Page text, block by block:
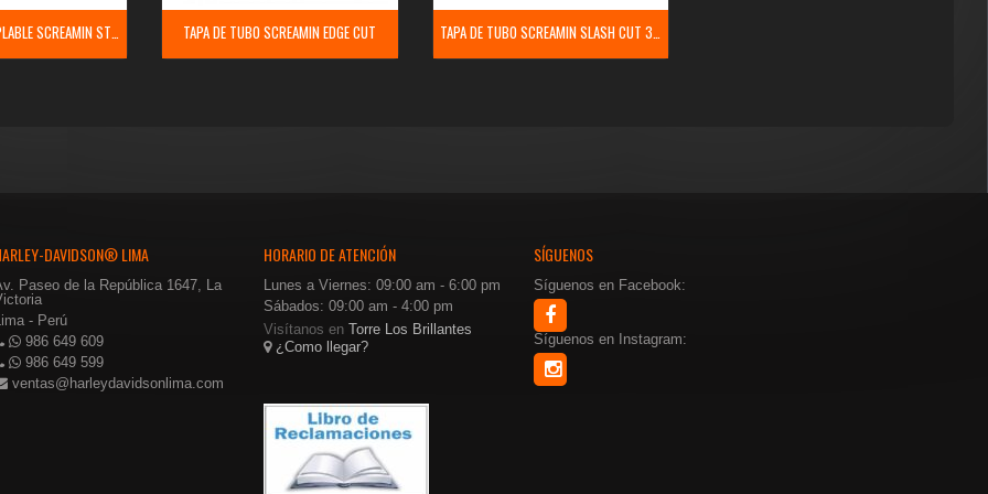
SILENCIADOR ACOPLABLE SCREAMIN STREET CANNON TAPA DE TUBO SCREAMIN EDGE CUT TAPA DE TUBO SCREAMIN SLASH CUT 3 1/4
DAVIDSON® LIMA
Paseo de la República 1647, La
- Perú
986 649 609
986 649 599
ventas@harleydavidsonlima.com
HORARIO DE ATENCIÓN
Lunes a Viernes: 09:00 am - 6:00 pm
Sábados: 09:00 am - 4:00 pm
Visítanos en Torre Los Brillantes
¿Como llegar?
SÍGUENOS
Síguenos en Facebook:
Síguenos en Instagram: